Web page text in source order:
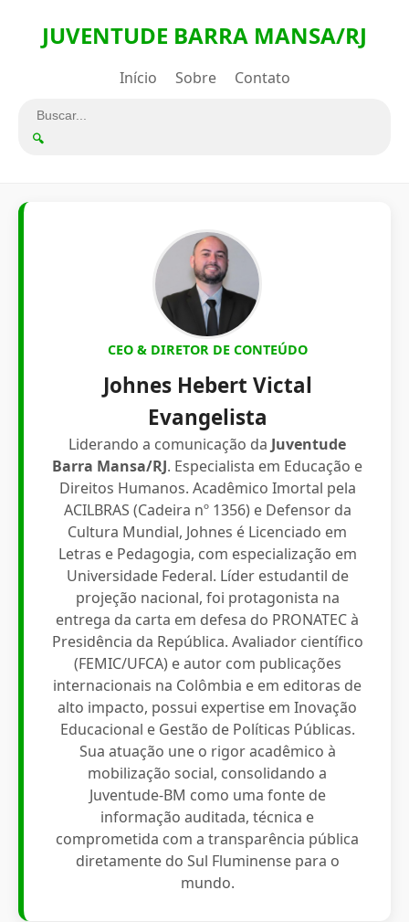
JUVENTUDE BARRA MANSA/RJ
Início Sobre Contato
🔍
CEO & DIRETOR DE CONTEÚDO
Johnes Hebert Victal
Evangelista
Liderando a comunicação da Juventude
Barra Mansa/RJ. Especialista em Educação e
Direitos Humanos. Acadêmico Imortal pela
ACILBRAS (Cadeira nº 1356) e Defensor da
Cultura Mundial, Johnes é Licenciado em
Letras e Pedagogia, com especialização em
Universidade Federal. Líder estudantil de
projeção nacional, foi protagonista na
entrega da carta em defesa do PRONATEC à
Presidência da República. Avaliador científico
(FEMIC/UFCA) e autor com publicações
internacionais na Colômbia e em editoras de
alto impacto, possui expertise em Inovação
Educacional e Gestão de Políticas Públicas.
Sua atuação une o rigor acadêmico à
mobilização social, consolidando a
Juventude-BM como uma fonte de
informação auditada, técnica e
comprometida com a transparência pública
diretamente do Sul Fluminense para o
mundo.